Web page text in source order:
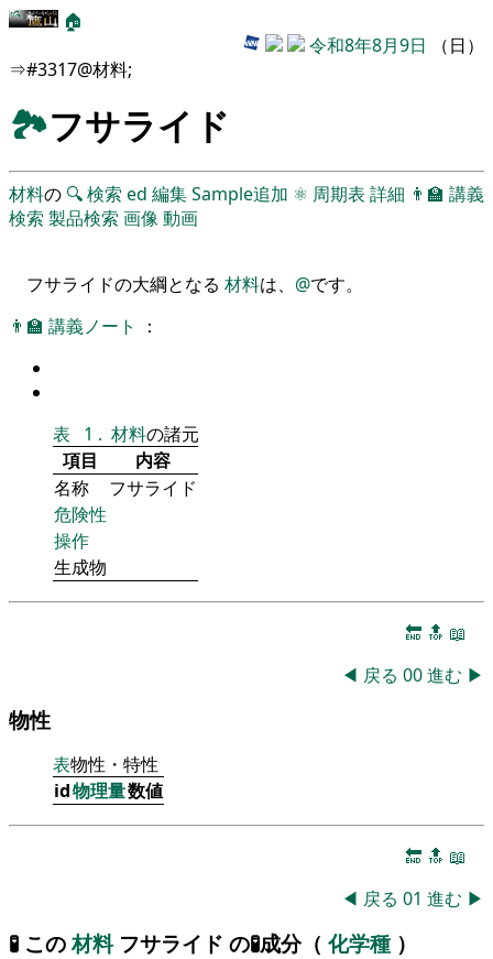
🏠
令和8年8月9日 （日）
⇒#3317@材料;
🏞フサライド
材料の 🔍検索 ed 編集Sample追加 ⚛ 周期表 詳細 👨‍🏫 講義
検索 製品検索 画像動画
フサライドの大綱となる 材料は、 @です。
👨‍🏫 講義ノート ：
表 1 . 材料の諸元
項目
内容
名称
フサライド
危険性
操作
生成物
🔚 🔝 📖
◀ 戻る 00進む ▶
物性
表物性・特性
id物理量数値
🔚 🔝 📖
◀ 戻る 01 進む ▶
🧪 この材料 フサライド の🧪成分（ 化学種 ）